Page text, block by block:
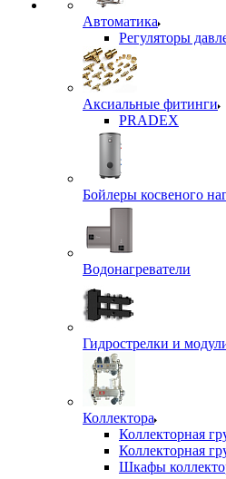
Автоматика
Регуляторы
Аксиальные фитинги
PRADEX
Бойлеры косвеного
Водонагреватели
Гидрострелки и
Коллектора
Коллекторная
Коллекторная
Шкафы